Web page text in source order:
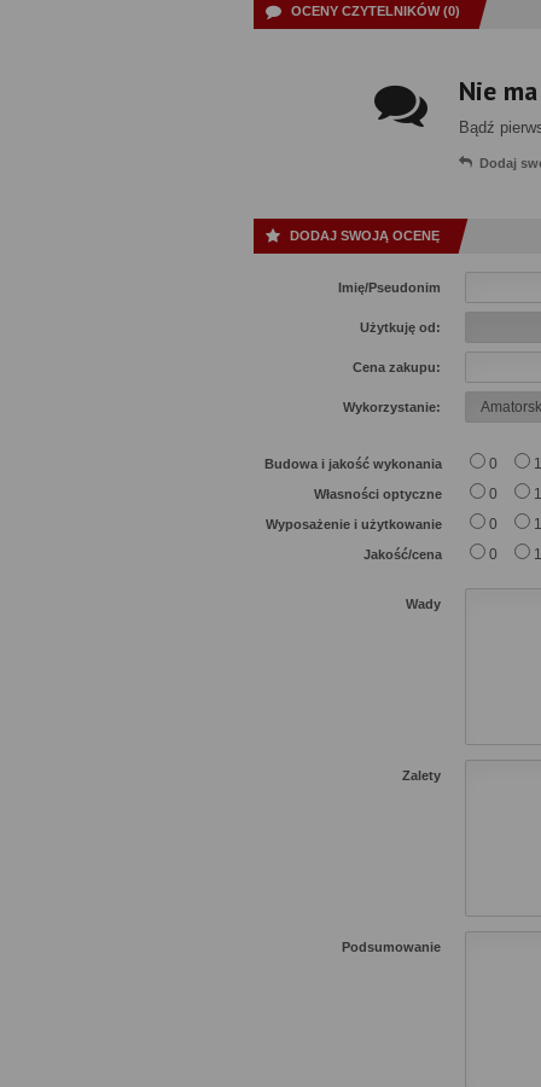
OCENY CZYTELNIKÓW (0)
Nie
Bądź
Dodaj
DODAJ SWOJĄ OCENĘ
Imię/Pseudonim
Użytkuję od:
Cena zakupu:
Wykorzystanie:
Budowa i jakość wykonania 0 1
Własności optyczne 0 1
Wyposażenie i użytkowanie 0 1
Jakość/cena 0 1
Wady
Zalety
Podsumowanie